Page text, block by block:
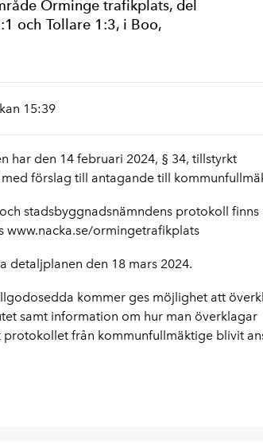
Orminge trafikplats, del
och Tollare 1:3, i Boo,
15:39
har den 14 februari 2024, § 34, tillstyrkt
förslag till antagande till
stadsbyggnadsnämndens protokoll finns
ormingetrafikplats
detaljplanen den 18 mars 2024.
kommer ges möjlighet att
samt information om hur man överklagar
protokollet från kommunfullmäktige blivit